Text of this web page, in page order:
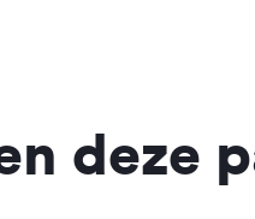
deze